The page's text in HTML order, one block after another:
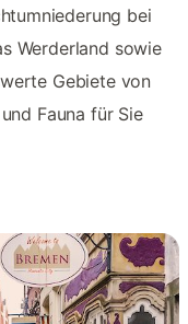
bei
Werderland sowie
Gebiete von
Fauna für Sie